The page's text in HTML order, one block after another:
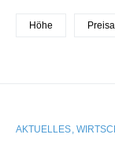
Höhe
AKTUELLES